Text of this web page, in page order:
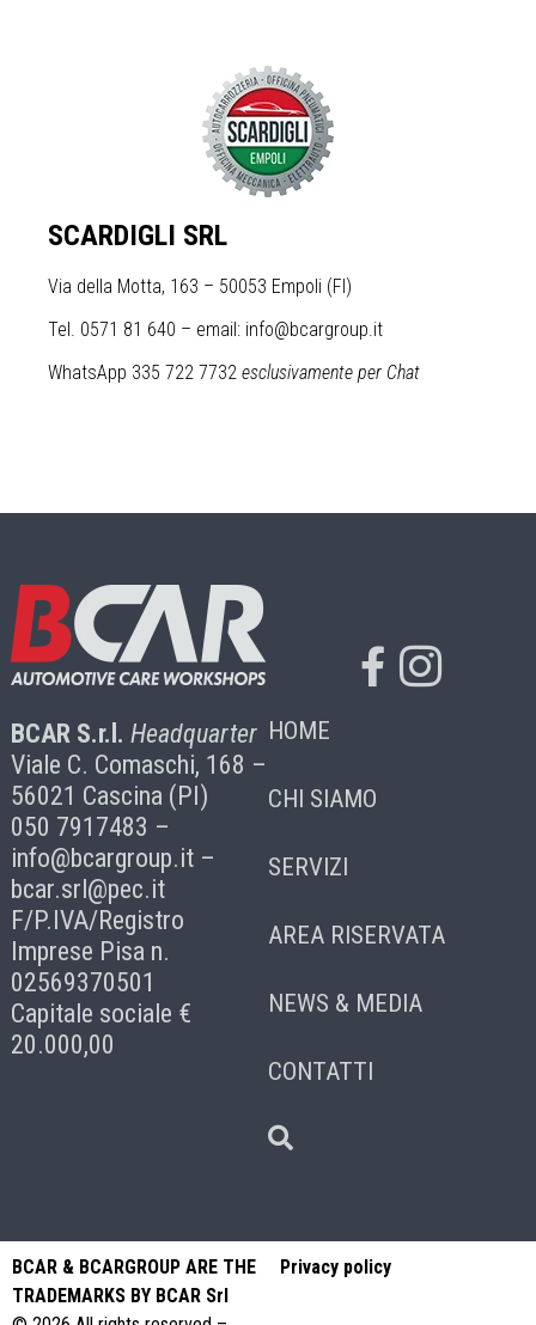
SCARDIGLI SRL
Via della Motta, 163 – 50053 Empoli (FI)
Tel. 0571 81 640 – email: info@bcargroup.it
WhatsApp 335 722 7732 esclusivamente per Chat
BCAR S.r.l. Headquarter
Viale C. Comaschi, 168 –
56021 Cascina (PI)
050 7917483 –
info@bcargroup.it–
bcar.srl@pec.it
F/P.IVA/Registro
Imprese Pisa n.
02569370501
Capitale sociale €
20.000,00
HOME
CHI SIAMO
SERVIZI
AREA RISERVATA
NEWS & MEDIA
CONTATTI
BCAR & BCARGROUP ARE THE
TRADEMARKS BY BCAR Srl
Privacy policy